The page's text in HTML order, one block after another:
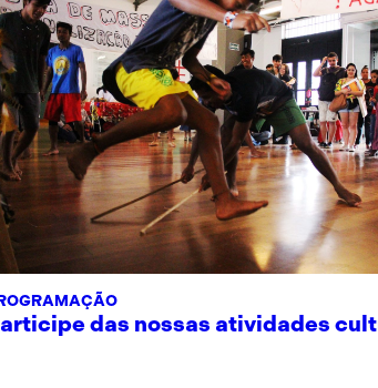
das nossas atividades